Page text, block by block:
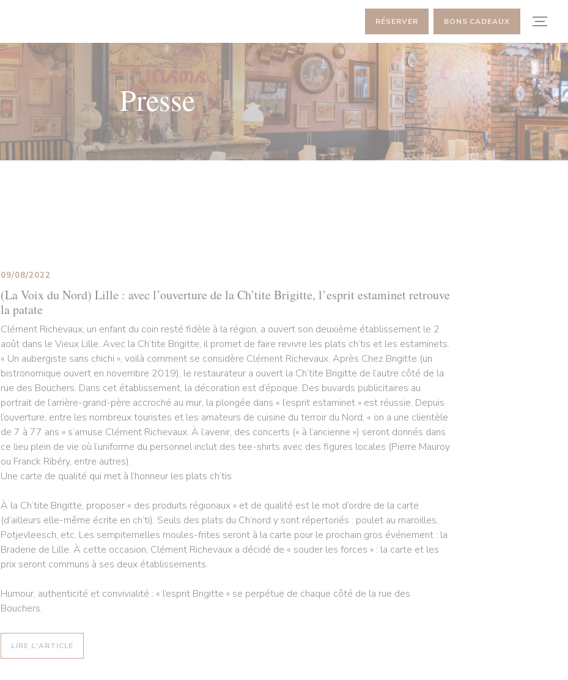
RÉSERVER BONS CADEAUX
Presse
(La Voix du Nord) Lille : avec l’ouverture de la Ch’tite Brigitte, l’esprit estaminet retrouve
la patate
09/08/2022
Clément Richevaux, un enfant du coin resté fidèle à la région, a ouvert son deuxième établissement le 2
août dans le Vieux Lille. Avec la Ch’tite Brigitte, il promet de faire revivre les plats ch’tis et les estaminets.
« Un aubergiste sans chichi », voilà comment se considère Clément Richevaux. Après Chez Brigitte (un
bistronomique ouvert en novembre 2019), le restaurateur a ouvert la Ch’tite Brigitte de l’autre côté de la
rue des Bouchers. Dans cet établissement, la décoration est d’époque. Des buvards publicitaires au
portrait de l’arrière-grand-père accroché au mur, la plongée dans « l’esprit estaminet » est réussie. Depuis
l’ouverture, entre les nombreux touristes et les amateurs de cuisine du terroir du Nord, « on a une clientèle
de 7 à 77 ans » s’amuse Clément Richevaux. À l’avenir, des concerts (« à l’ancienne ») seront donnés dans
ce lieu plein de vie où l’uniforme du personnel inclut des tee-shirts avec des figures locales (Pierre Mauroy
ou Franck Ribéry, entre autres).
Une carte de qualité qui met à l’honneur les plats ch’tis
À la Ch’tite Brigitte, proposer « des produits régionaux » et de qualité est le mot d’ordre de la carte
(d’ailleurs elle-même écrite en ch’ti). Seuls des plats du Ch’nord y sont répertoriés : poulet au maroilles,
Potjevleesch, etc. Les sempiternelles moules-frites seront à la carte pour le prochain gros événement : la
Braderie de Lille. À cette occasion, Clément Richevaux a décidé de « souder les forces » : la carte et les
prix seront communs à ses deux établissements.
Humour, authenticité et convivialité : « l’esprit Brigitte » se perpétue de chaque côté de la rue des
Bouchers.
LIRE L'ARTICLE